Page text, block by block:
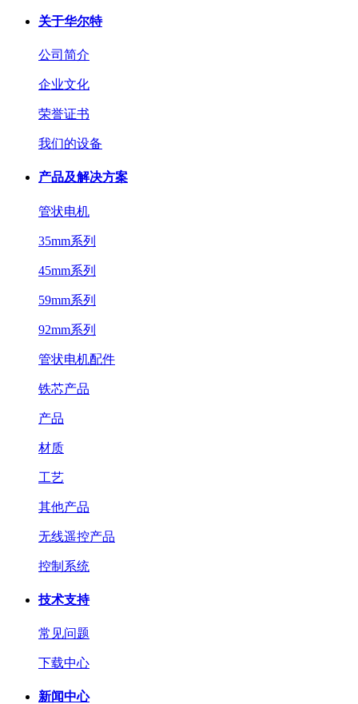
关于华尔特
公司简介
企业文化
荣誉证书
我们的设备
产品及解决方案
管状电机
35mm系列
45mm系列
59mm系列
92mm系列
管状电机配件
铁芯产品
产品
材质
工艺
其他产品
无线遥控产品
控制系统
技术支持
常见问题
下载中心
新闻中心